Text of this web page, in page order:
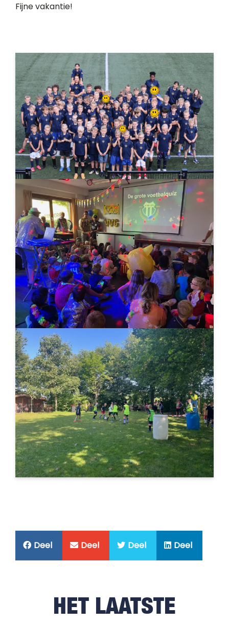
Fijne vakantie!
Deel Deel Deel Deel
HET LAATSTE